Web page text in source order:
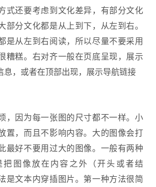
式还要考虑到文化差异，有部分文化
部分文化都是从上到下，从左到右。
是从左到右阅读，所以尽量不要采用
糟糕。右对齐一般在页底呈现，展示
息，或者在顶部出现，展示导航链接
，因为每一张图的尺寸都不一样。小
置，而且不影响内容。大的图像会打
最好不要用过大的图像。一般有两种
把图像放在内容之外（开头或者结
是文本内穿插图片。第一种方法很简